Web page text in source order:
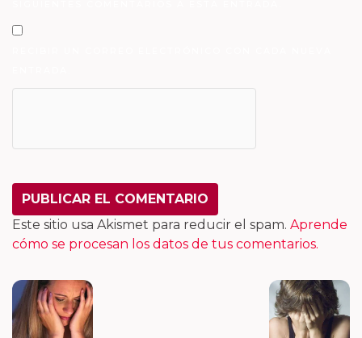
Este sitio usa Akismet para reducir el spam. Aprende
cómo se procesan los datos de tus comentarios.